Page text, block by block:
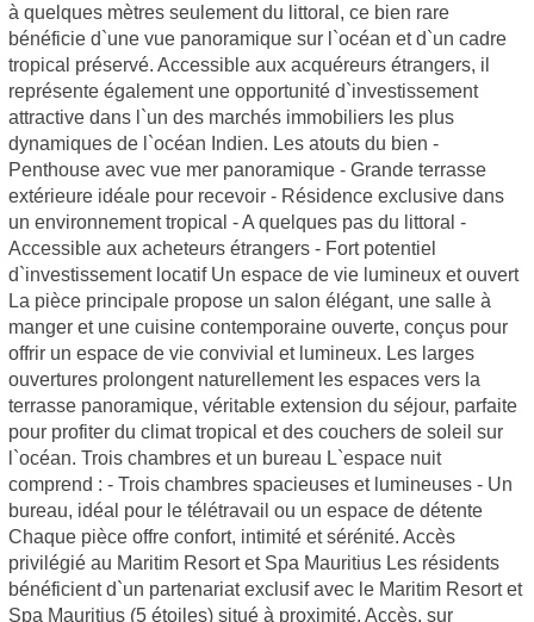
à quelques mètres seulement du littoral, ce bien rare
bénéficie d`une vue panoramique sur l`océan et d`un cadre
tropical préservé. Accessible aux acquéreurs étrangers, il
représente également une opportunité d`investissement
attractive dans l`un des marchés immobiliers les plus
dynamiques de l`océan Indien. Les atouts du bien -
Penthouse avec vue mer panoramique - Grande terrasse
extérieure idéale pour recevoir - Résidence exclusive dans
un environnement tropical - A quelques pas du littoral -
Accessible aux acheteurs étrangers - Fort potentiel
d`investissement locatif Un espace de vie lumineux et ouvert
La pièce principale propose un salon élégant, une salle à
manger et une cuisine contemporaine ouverte, conçus pour
offrir un espace de vie convivial et lumineux. Les larges
ouvertures prolongent naturellement les espaces vers la
terrasse panoramique, véritable extension du séjour, parfaite
pour profiter du climat tropical et des couchers de soleil sur
l`océan. Trois chambres et un bureau L`espace nuit
comprend : - Trois chambres spacieuses et lumineuses - Un
bureau, idéal pour le télétravail ou un espace de détente
Chaque pièce offre confort, intimité et sérénité. Accès
privilégié au Maritim Resort et Spa Mauritius Les résidents
bénéficient d`un partenariat exclusif avec le Maritim Resort et
Spa Mauritius (5 étoiles) situé à proximité. Accès, sur